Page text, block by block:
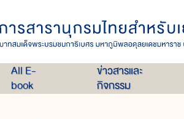
All E-
book
ข่าวสารและ
กิจกรรม